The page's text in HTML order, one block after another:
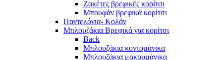
Ζακέτες βρεφικές κορίτσι
Μπουφάν βρεφικά κορίτσι
Παντελόνια- Κολάν
Μπλουζάκια Βρεφικά για κορίτσι
Back
Μπλουζάκια κοντομάνικα
Μπλουζάκια μακρυμάνικα